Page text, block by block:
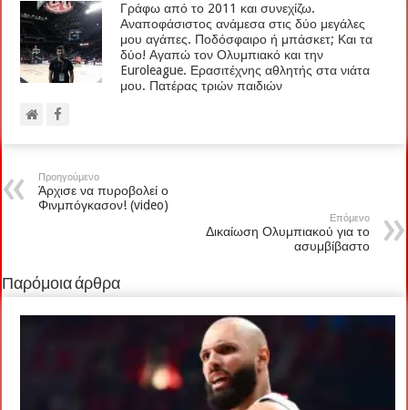
Γράφω από το 2011 και συνεχίζω.
Αναποφάσιστος ανάμεσα στις δύο μεγάλες
μου αγάπες. Ποδόσφαιρο ή μπάσκετ; Και τα
δύο! Αγαπώ τον Ολυμπιακό και την
Euroleague. Ερασιτέχνης αθλητής στα νιάτα
μου. Πατέρας τριών παιδιών
Προηγούμενο
Άρχισε να πυροβολεί ο
Φινμπόγκασον! (video)
Επόμενο
Δικαίωση Ολυμπιακού για το
ασυμβίβαστο
Παρόμοια άρθρα